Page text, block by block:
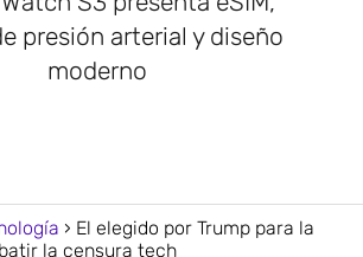
presión arterial y diseño
moderno
El elegido por Trump para la
la censura tech